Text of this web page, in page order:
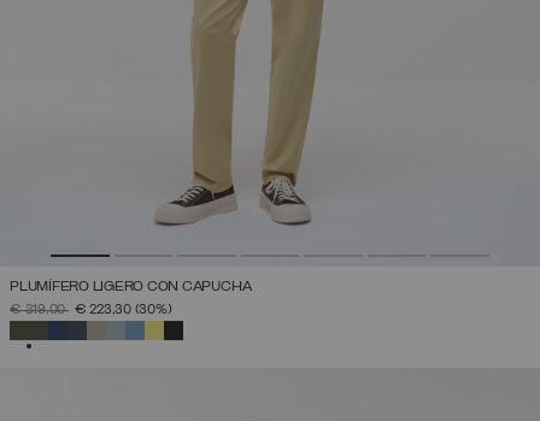
PLUMÍFERO LIGERO CON CAPUCHA
PRECIO REBAJADO DE
€ 319,00A€ 223,30 (30%)